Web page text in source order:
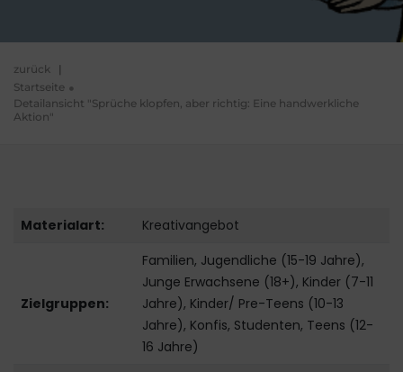
zurück |
Startseite
Detailansicht "Sprüche klopfen, aber richtig: Eine handwerkliche
Aktion"
Materialart: Kreativangebot
Zielgruppen:
Familien, Jugendliche (15-19 Jahre),
Junge Erwachsene (18+), Kinder (7-11
Jahre), Kinder/ Pre-Teens (10-13
Jahre), Konfis, Studenten, Teens (12-
16 Jahre)